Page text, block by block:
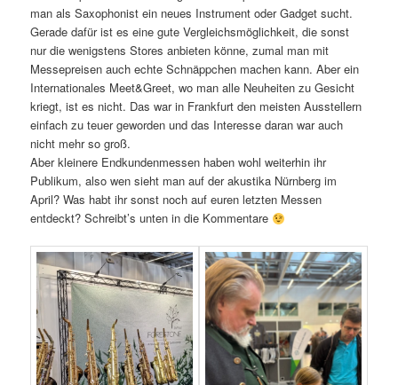
man als Saxophonist ein neues Instrument oder Gadget sucht.
Gerade dafür ist es eine gute Vergleichsmöglichkeit, die sonst
nur die wenigstens Stores anbieten könne, zumal man mit
Messepreisen auch echte Schnäppchen machen kann. Aber ein
Internationales Meet&Greet, wo man alle Neuheiten zu Gesicht
kriegt, ist es nicht. Das war in Frankfurt den meisten Ausstellern
einfach zu teuer geworden und das Interesse daran war auch
nicht mehr so groß.
Aber kleinere Endkundenmessen haben wohl weiterhin ihr
Publikum, also wen sieht man auf der akustika Nürnberg im
April? Was habt ihr sonst noch auf euren letzten Messen
entdeckt? Schreibt’s unten in die Kommentare